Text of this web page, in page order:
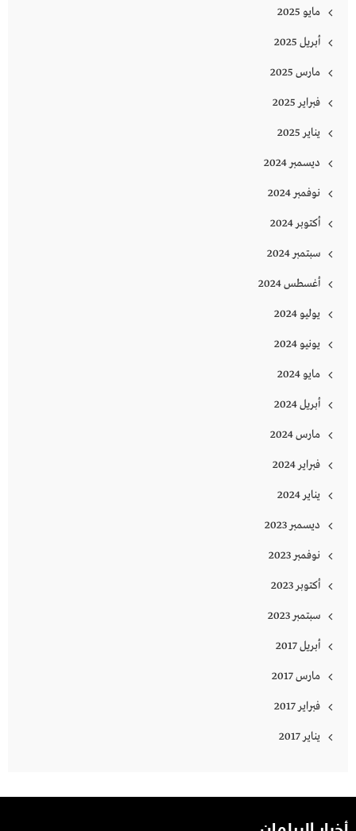
مايو 2025
أبريل 2025
مارس 2025
فبراير 2025
يناير 2025
ديسمبر 2024
نوفمبر 2024
أكتوبر 2024
سبتمبر 2024
أغسطس 2024
يوليو 2024
يونيو 2024
مايو 2024
أبريل 2024
مارس 2024
فبراير 2024
يناير 2024
ديسمبر 2023
نوفمبر 2023
أكتوبر 2023
سبتمبر 2023
أبريل 2017
مارس 2017
فبراير 2017
يناير 2017